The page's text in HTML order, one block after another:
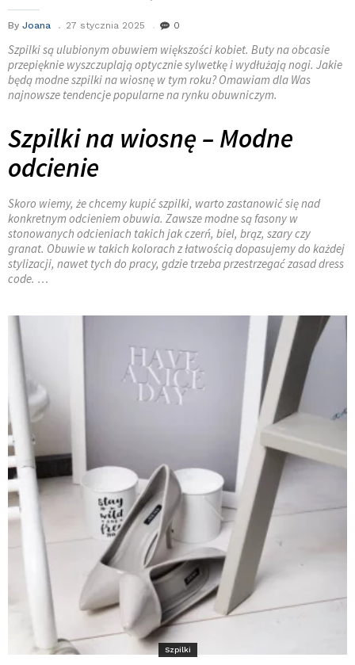
By Joana 27 stycznia 2025 0
Szpilki są ulubionym obuwiem większości kobiet. Buty na obcasie
przepięknie wyszczuplają optycznie sylwetkę i wydłużają nogi. Jakie
będą modne szpilki na wiosnę w tym roku? Omawiam dla Was
najnowsze tendencje popularne na rynku obuwniczym.
Szpilki na wiosnę – Modne
odcienie
Skoro wiemy, że chcemy kupić szpilki, warto zastanowić się nad
konkretnym odcieniem obuwia. Zawsze modne są fasony w
stonowanych odcieniach takich jak czerń, biel, brąz, szary czy
granat. Obuwie w takich kolorach z łatwością dopasujemy do każdej
stylizacji, nawet tych do pracy, gdzie trzeba przestrzegać zasad dress
code. …
Szpilki